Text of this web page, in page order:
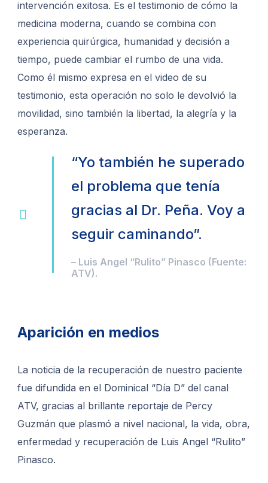
intervención exitosa. Es el testimonio de cómo la
medicina moderna, cuando se combina con
experiencia quirúrgica, humanidad y decisión a
tiempo, puede cambiar el rumbo de una vida.
Como él mismo expresa en el video de su
testimonio, esta operación no solo le devolvió la
movilidad, sino también la libertad, la alegría y la
esperanza.
“Yo también he superado
el problema que tenía
gracias al Dr. Peña. Voy a
seguir caminando”.
– Luis Angel “Rulito” Pinasco (Fuente:
ATV).
Aparición en medios
La noticia de la recuperación de nuestro paciente
fue difundida en el Dominical “Día D” del canal
ATV, gracias al brillante reportaje de Percy
Guzmán que plasmó a nivel nacional, la vida, obra,
enfermedad y recuperación de Luis Angel “Rulito”
Pinasco.